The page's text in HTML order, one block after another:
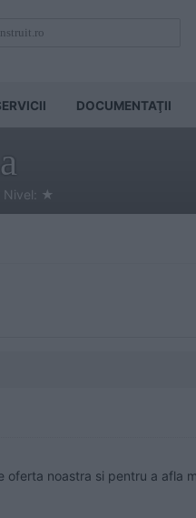
DOCUMENTAŢII
★
oferta noastra si pentru a afla